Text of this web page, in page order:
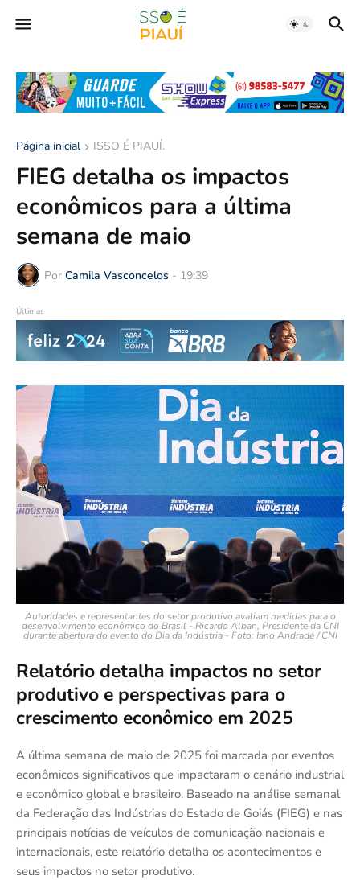
Página inicial ISSO É PIAUÍ.
FIEG detalha os impactos
econômicos para a última
semana de maio
Por Camila Vasconcelos - 19:39
Últimas
Autoridades e representantes do setor produtivo avaliam medidas para o
desenvolvimento econômico do Brasil - Ricardo Alban, Presidente da CNI
durante abertura do evento do Dia da Indústria- Foto: Iano Andrade / CNI
Relatório detalha impactos no setor
produtivo e perspectivas para o
crescimento econômico em 2025
A última semana de maio de 2025 foi marcada por eventos
econômicos significativos que impactaram o cenário industrial
e econômico global e brasileiro. Baseado na análise semanal
da Federação das Indústrias do Estado de Goiás (FIEG) e nas
principais notícias de veículos de comunicação nacionais e
internacionais, este relatório detalha os acontecimentos e
seus impactos no setor produtivo.